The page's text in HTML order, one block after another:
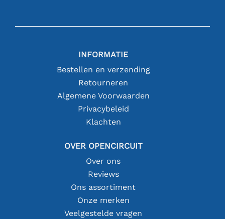
INFORMATIE
Bestellen en verzending
Retourneren
Algemene Voorwaarden
Privacybeleid
Klachten
OVER OPENCIRCUIT
Over ons
Reviews
Ons assortiment
Onze merken
Veelgestelde vragen